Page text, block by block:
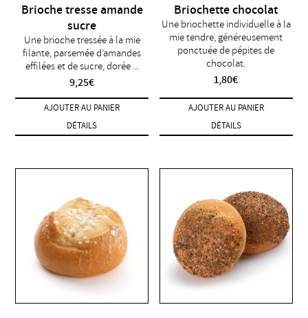
Brioche tresse amande
sucre
Une brioche tressée à la mie
filante, parsemée d’amandes
effilées et de sucre, dorée ...
9,25€
AJOUTER AU PANIER
DÉTAILS
Briochette chocolat
Une briochette individuelle à la
mie tendre, généreusement
ponctuée de pépites de
chocolat.
1,80€
AJOUTER AU PANIER
DÉTAILS